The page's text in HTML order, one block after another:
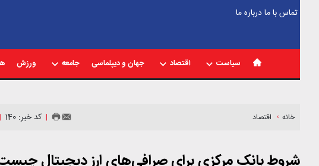
تماس با مادرباره ما
سیاست اقتصاد جهان و دیپلماسی جامعه ورزش
خانه اقتصاد کد خبر: 140
شروط بانک مرکزی برای صرافی‌های ارز دیجیتال